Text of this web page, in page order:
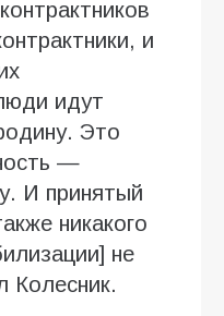
и
идут
Это
—
И принятый
никакого
не
Колесник.